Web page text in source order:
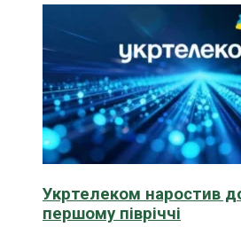
Укртелеком наростив
першому півріччі